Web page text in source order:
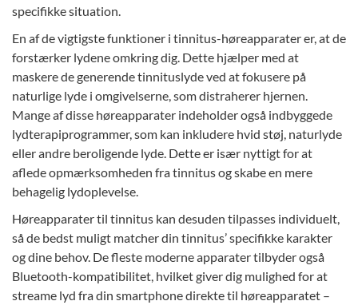
specifikke situation.
En af de vigtigste funktioner i tinnitus-høreapparater er, at de
forstærker lydene omkring dig. Dette hjælper med at
maskere de generende tinnituslyde ved at fokusere på
naturlige lyde i omgivelserne, som distraherer hjernen.
Mange af disse høreapparater indeholder også indbyggede
lydterapiprogrammer, som kan inkludere hvid støj, naturlyde
eller andre beroligende lyde. Dette er især nyttigt for at
aflede opmærksomheden fra tinnitus og skabe en mere
behagelig lydoplevelse.
Høreapparater til tinnitus kan desuden tilpasses individuelt,
så de bedst muligt matcher din tinnitus’ specifikke karakter
og dine behov. De fleste moderne apparater tilbyder også
Bluetooth-kompatibilitet, hvilket giver dig mulighed for at
streame lyd fra din smartphone direkte til høreapparatet –